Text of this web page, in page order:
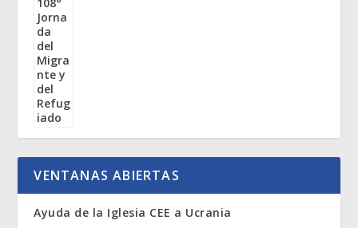
VENTANAS ABIERTAS
Ayuda de la Iglesia CEE a Ucrania